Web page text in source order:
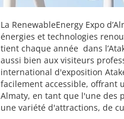
La RenewableEnergy Expo
énergies et technologies
tient chaque année dans
aussi bien aux visiteurs
international d'exposition
facilement accessible, offrant
Almaty, en tant que l'une des
une variété d'attractions, de